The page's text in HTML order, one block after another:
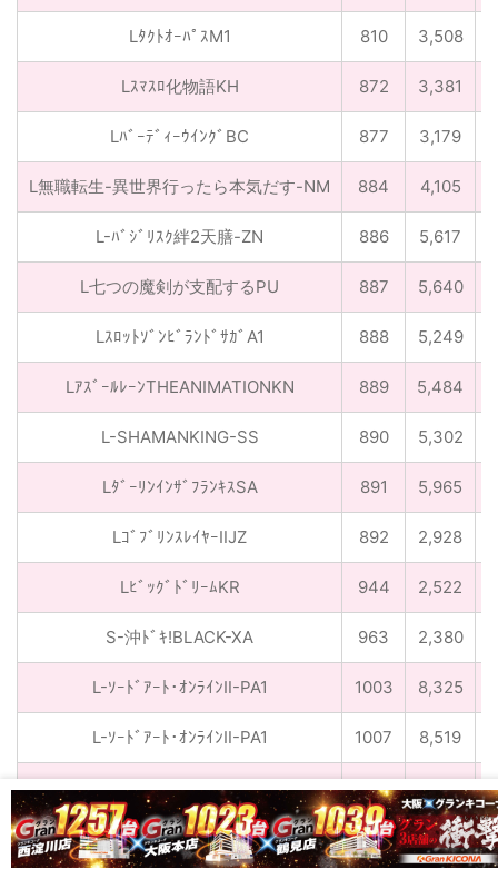
LﾀｸﾄｵｰﾊﾟｽM1 810 3,508
Lｽﾏｽﾛ化物語KH 872 3,381
LﾊﾞｰﾃﾞｨｰｳｲﾝｸﾞBC 877 3,179
L無職転生-異世界行ったら本気だす-NM 884 4,105
L-ﾊﾞｼﾞﾘｽｸ絆2天膳-ZN 886 5,617
L七つの魔剣が支配するPU 887 5,640
LｽﾛｯﾄｿﾞﾝﾋﾞﾗﾝﾄﾞｻｶﾞA1 888 5,249
LｱｽﾞｰﾙﾚｰﾝTHEANIMATIONKN 889 5,484
L-SHAMANKING-SS 890 5,302
LﾀﾞｰﾘﾝｲﾝｻﾞﾌﾗﾝｷｽSA 891 5,965
LｺﾞﾌﾞﾘﾝｽﾚｲﾔｰⅡJZ 892 2,928
LﾋﾞｯｸﾞﾄﾞﾘｰﾑKR 944 2,522
S-沖ﾄﾞｷ!BLACK-XA 963 2,380
L-ｿｰﾄﾞｱｰﾄ･ｵﾝﾗｲﾝⅡ-PA1 1003 8,325
L-ｿｰﾄﾞｱｰﾄ･ｵﾝﾗｲﾝⅡ-PA1 1007 8,519
LB-ｽﾏｽﾛｻﾝﾀﾞｰVHA 1011 6,353
関西すろい